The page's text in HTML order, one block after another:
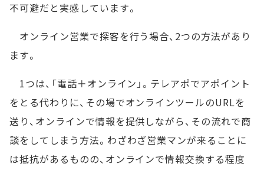
不可避だと実感しています。
オンライン営業で探客を行う場合、2つの方法があり
ます。
1つは、「電話＋オンライン」。テレアポでアポイント
をとる代わりに、その場でオンラインツールのURLを
送り、オンラインで情報を提供しながら、その流れで商
談をしてしまう方法。わざわざ営業マンが来ることに
は抵抗があるものの、オンラインで情報交換する程度